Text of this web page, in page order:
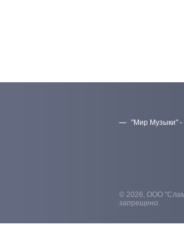
"Мир Музыки" -
© 2026, ООО
запрещено.